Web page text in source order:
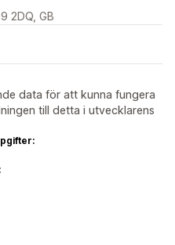
2DQ, GB
data för att kunna fungera
till detta i utvecklarens